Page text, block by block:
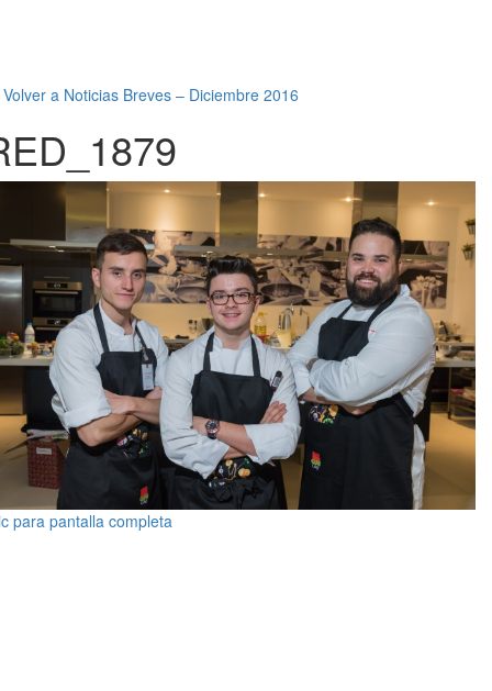
Volver a Noticias Breves – Diciembre 2016
para pantalla completa